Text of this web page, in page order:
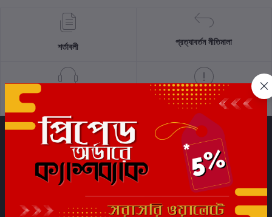
শর্তাবলী প্রত্যাবর্তন নীতিমালা
গোপনীয়তা নীতি
সাবস্ক্রাইব